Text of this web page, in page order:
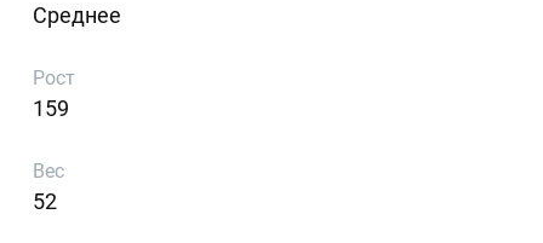
Среднее
Рост
159
Вес
52